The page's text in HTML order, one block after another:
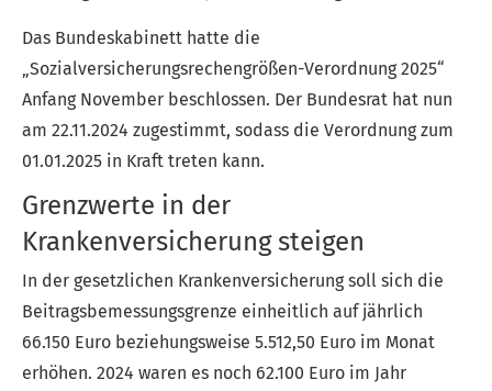
Das Bundeskabinett hatte die
„Sozialversicherungsrechengrößen-Verordnung 2025“
Anfang November beschlossen. Der Bundesrat hat nun
am 22.11.2024 zugestimmt, sodass die Verordnung zum
01.01.2025 in Kraft treten kann.
Grenzwerte in der
Krankenversicherung steigen
In der gesetzlichen Krankenversicherung soll sich die
Beitragsbemessungsgrenze einheitlich auf jährlich
66.150 Euro beziehungsweise 5.512,50 Euro im Monat
erhöhen. 2024 waren es noch 62.100 Euro im Jahr